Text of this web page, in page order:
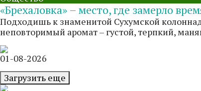
«Брехаловка» – место, где замерло
Подходишь к знаменитой Сухумской
неповторимый аромат – густой, терпкий,
01-08-2026
Загрузить еще